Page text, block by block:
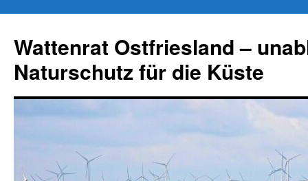
springen
Wattenrat Ostfriesland –
Naturschutz für die Küste